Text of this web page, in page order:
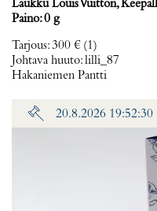
Laukku Louis Vuitton,
Paino: 0 g
Tarjous:300 € (1)
Johtava huuto:lilli_87
Hakaniemen Pantti
20.8.2026 19:52:30